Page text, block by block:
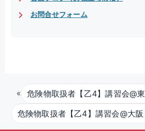
お問合せフォーム
«
危険物取扱者【乙4】講習会@
危険物取扱者【乙4】講習会@大